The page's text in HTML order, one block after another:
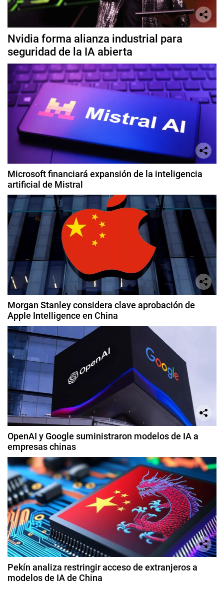
Nvidia forma alianza industrial para
seguridad de la IA abierta
Microsoft financiará expansión de la inteligencia
artificial de Mistral
Morgan Stanley considera clave aprobación de
Apple Intelligence en China
OpenAI y Google suministraron modelos de IA a
empresas chinas
Pekín analiza restringir acceso de extranjeros a
modelos de IA de China